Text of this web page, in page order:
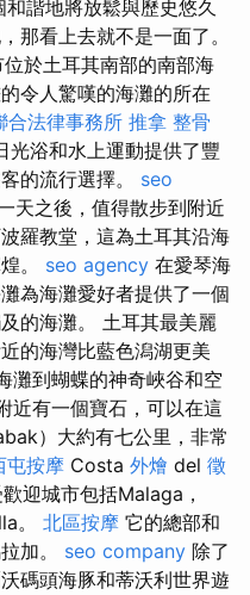
諧地將放鬆與歷史悠久
那看上去就不是一面了。
於土耳其南部的南部海
令人驚嘆的海灘的所在
合法律事務所 推拿 整骨
光浴和水上運動提供了豐
的流行選擇。 seo
天之後，值得散步到附近
羅教堂，這為土耳其沿海
。 seo agency 在愛琴海
為海灘愛好者提供了一個
的海灘。 土耳其最美麗
的海灣比藍色潟湖更美
到蝴蝶的神奇峽谷和空
近有一個寶石，可以在這
）大約有七公里，非常
屯按摩 Costa 外燴 del 徵
迎城市包括Malaga，
。 北區按摩 它的總部和
加。 seo company 除了
碼頭海豚和蒂沃利世界遊